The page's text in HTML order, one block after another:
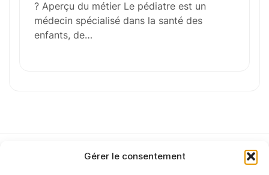
Gérer le consentement
Parcourir les fichiers
? Aperçu du métier Le pédiatre est un
médecin spécialisé dans la santé des
enfants, de…